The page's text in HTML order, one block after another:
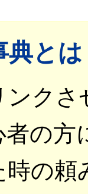
典と
ク
の方
時の